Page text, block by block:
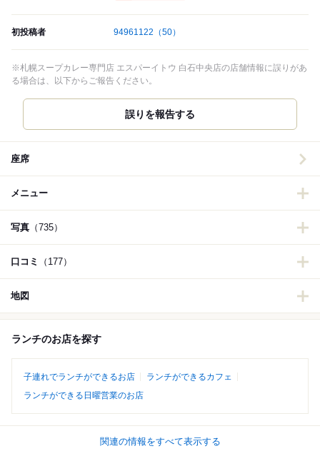
初投稿者 94961122 （50）
※札幌スープカレー専門店 エスパーイトウ 白石中央店の店舗情報に誤りがあ
る場合は、以下からご報告ください。
誤りを報告する
座席
メニュー
写真 （735）
口コミ （177）
地図
ランチのお店を探す
子連れでランチができるお店
ランチができるカフェ
ランチができる日曜営業のお店
関連の情報をすべて表示する